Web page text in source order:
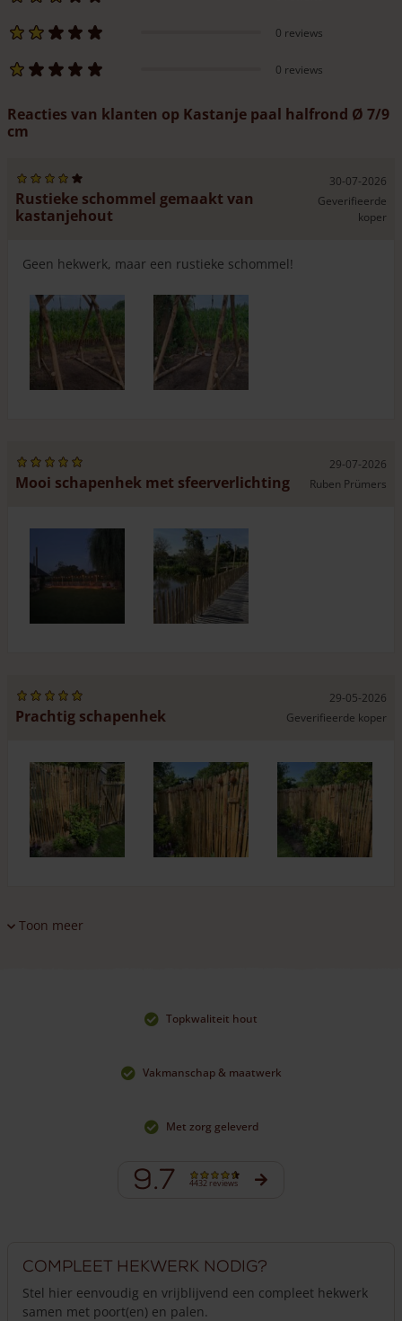
0 reviews
0 reviews
Reacties van klanten op Kastanje paal halfrond Ø 7/9
cm
Rustieke schommel gemaakt van
kastanjehout
Geverifieerde
koper
30-07-2026
Geen hekwerk, maar een rustieke schommel!
Mooi schapenhek met sfeerverlichting Ruben Prümers
29-07-2026
Prachtig schapenhek Geverifieerde koper
29-05-2026
Toon meer
Topkwaliteit hout
Vakmanschap & maatwerk
Met zorg geleverd
9.7 4432 reviews
Compleet hekwerk nodig?
Stel hier eenvoudig en vrijblijvend een compleet hekwerk
samen met poort(en) en palen.